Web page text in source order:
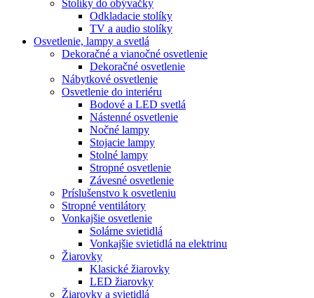
Stolíky do obývačky
Odkladacie stolíky
TV a audio stolíky
Osvetlenie, lampy a svetlá
Dekoračné a vianočné osvetlenie
Dekoračné osvetlenie
Nábytkové osvetlenie
Osvetlenie do interiéru
Bodové a LED svetlá
Nástenné osvetlenie
Nočné lampy
Stojacie lampy
Stolné lampy
Stropné osvetlenie
Závesné osvetlenie
Príslušenstvo k osvetleniu
Stropné ventilátory
Vonkajšie osvetlenie
Solárne svietidlá
Vonkajšie svietidlá na elektrinu
Žiarovky
Klasické žiarovky
LED žiarovky
Žiarovky a svietidlá